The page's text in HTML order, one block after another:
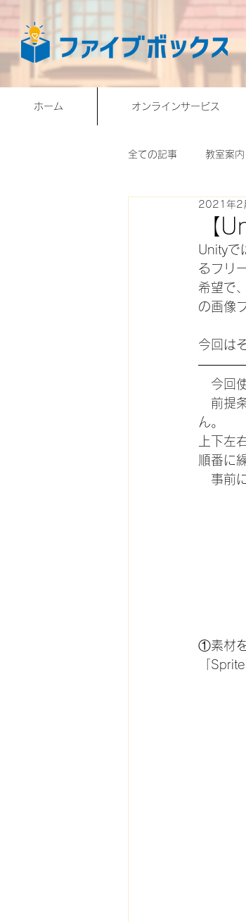
ホーム オンラインサービス
全ての記事 教室案内
会員様作品
オンライン授業
【
2021年2
Unityで
るフリ
希望で
の画像
今回は
今回使
前提条
ん。
上下左
順番に
事前
①素材
「